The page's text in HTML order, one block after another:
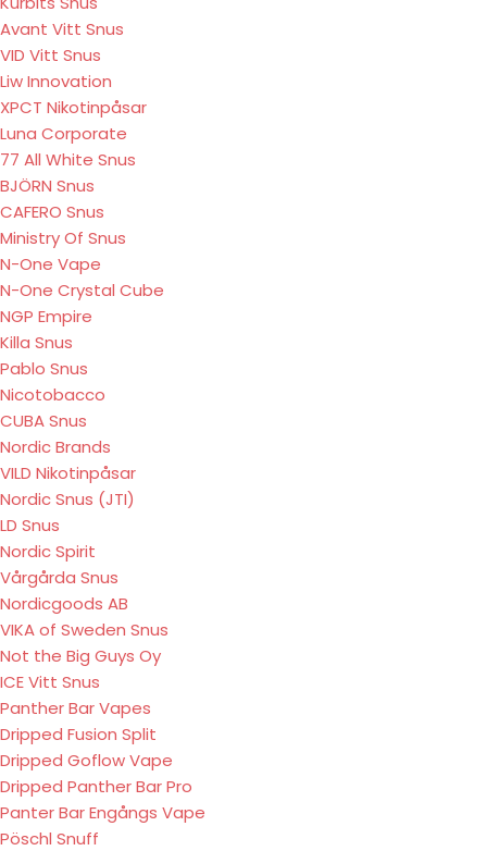
Avant Vitt Snus
VID Vitt Snus
Liw Innovation
XPCT Nikotinpåsar
Luna Corporate
77 All White Snus
BJÖRN Snus
CAFERO Snus
Ministry Of Snus
N-One Vape
N-One Crystal Cube
NGP Empire
Killa Snus
Pablo Snus
Nicotobacco
CUBA Snus
Nordic Brands
VILD Nikotinpåsar
Nordic Snus (JTI)
LD Snus
Nordic Spirit
Vårgårda Snus
Nordicgoods AB
VIKA of Sweden Snus
Not the Big Guys Oy
ICE Vitt Snus
Panther Bar Vapes
Dripped Fusion Split
Dripped Goflow Vape
Dripped Panther Bar Pro
Panter Bar Engångs Vape
Pöschl Snuff